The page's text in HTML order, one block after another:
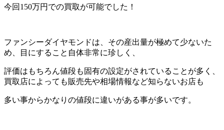
今回150万円での買取が可能でした！
ファンシーダイヤモンドは、その産出量が極めて少ないた
め、目にすること自体非常に珍しく、
評価はもちろん値段も固有の設定がされていることが多く、
買取店によっても販売先や相場情報など知らないお店も
多い事からかなりの値段に違いがある事が多いです。